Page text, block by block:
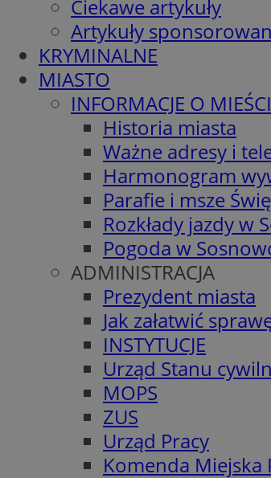
Ciekawe artykuły
Artykuły
KRYMINALNE
MIASTO
INFORMACJE O
Historia miasta
Ważne adresy i
Harmonogram
Parafie i msze
Rozkłady jazdy w
Pogoda w
ADMINISTRACJA
Prezydent miasta
Jak załatwić
INSTYTUCJE
Urząd Stanu
MOPS
ZUS
Urząd Pracy
Komenda Miejska